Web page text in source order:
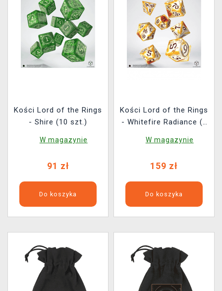
Kości Lord of the Rings
- Shire (10 szt.)
W magazynie
91 zł
Do koszyka
Kości Lord of the Rings
- Whitefire Radiance (7
W magazynie
159 zł
Do koszyka